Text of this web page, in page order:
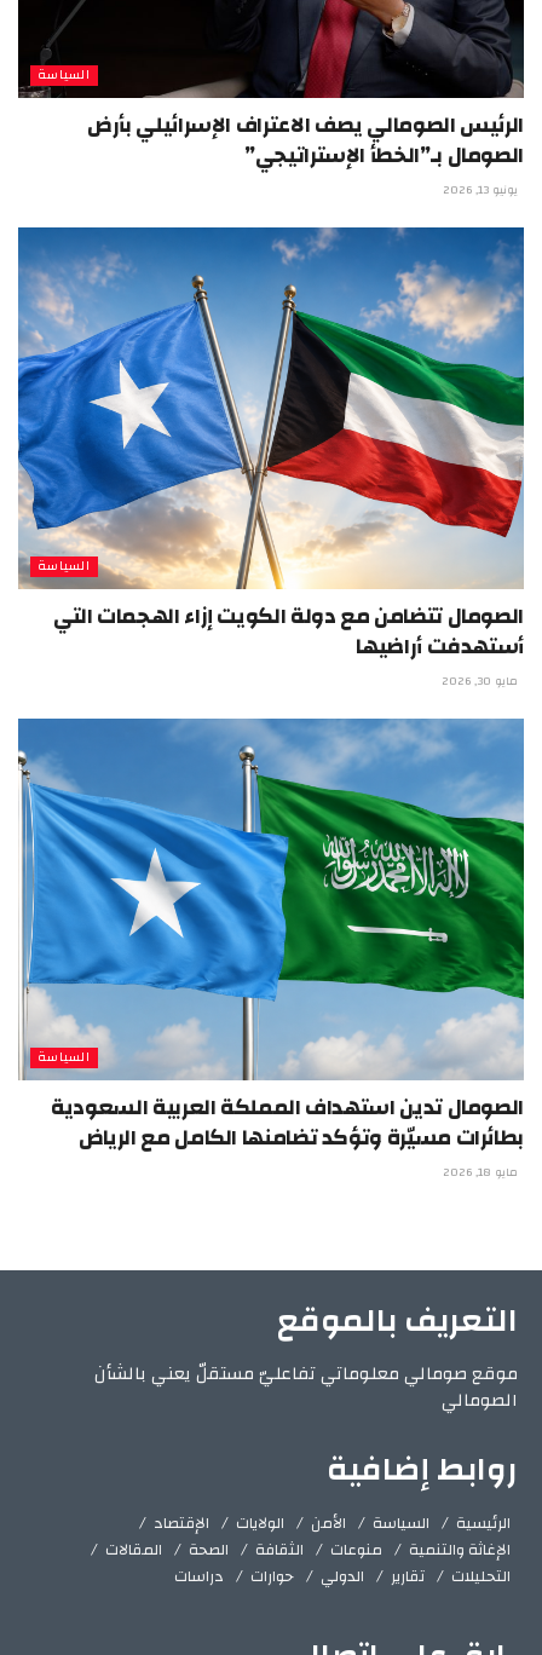
السياسة
الرئيس الصومالي يصف الاعتراف الإسرائيلي بأرض
الصومال بـ”الخطأ الإستراتيجي”
يونيو 13, 2026
السياسة
الصومال تتضامن مع دولة الكويت إزاء الهجمات التي
أستهدفت أراضيها
مايو 30, 2026
السياسة
الصومال تدين استهداف المملكة العربية السعودية
بطائرات مسيّرة وتؤكد تضامنها الكامل مع الرياض
مايو 18, 2026
التعريف بالموقع
موقع صومالي معلوماتي تفاعليّ مستقلّ يعني بالشأن
الصومالي
روابط إضافية
الرئيسية السياسة الأمن الولايات
الإقتصاد
الإغاثة والتنمية
منوعات الثقافة الصحة
المقالات
التحليلات
تقارير الدولي حوارات دراسات